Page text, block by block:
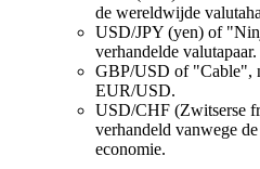
de wereldwijde
USD/JPY (yen) of
verhandelde valutapaar.
GBP/USD of "Cable",
EUR/USD.
USD/CHF (Zwitserse
verhandeld vanwege
economie.